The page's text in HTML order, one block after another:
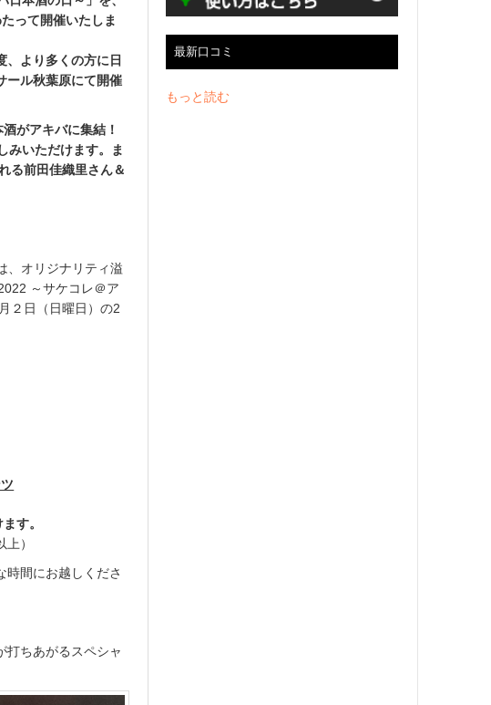
って開催いたしま
、より多くの方に日
ール秋葉原にて開催
がアキバに集結！
みいただけます。ま
る前田佳織里さん＆
、オリジナリティ溢
～サケコレ＠ア
２日（日曜日）の2
す。
）
時間にお越しくださ
打ちあがるスペシャ
最新口コミ
もっと読む